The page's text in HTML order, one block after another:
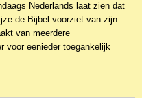
Nederlands laat zien dat
de Bijbel voorziet van zijn
van meerdere
voor eenieder toegankelijk